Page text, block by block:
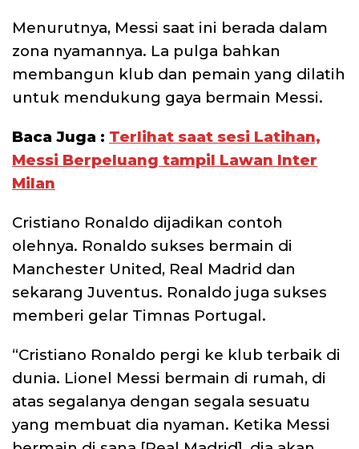
Menurutnya, Messi saat ini berada dalam
zona nyamannya. La pulga bahkan
membangun klub dan pemain yang dilatih
untuk mendukung gaya bermain Messi.
Baca Juga : Terlihat saat sesi Latihan,
Messi Berpeluang tampil Lawan Inter
Milan
Cristiano Ronaldo dijadikan contoh
olehnya. Ronaldo sukses bermain di
Manchester United, Real Madrid dan
sekarang Juventus. Ronaldo juga sukses
memberi gelar Timnas Portugal.
“Cristiano Ronaldo pergi ke klub terbaik di
dunia. Lionel Messi bermain di rumah, di
atas segalanya dengan segala sesuatu
yang membuat dia nyaman. Ketika Messi